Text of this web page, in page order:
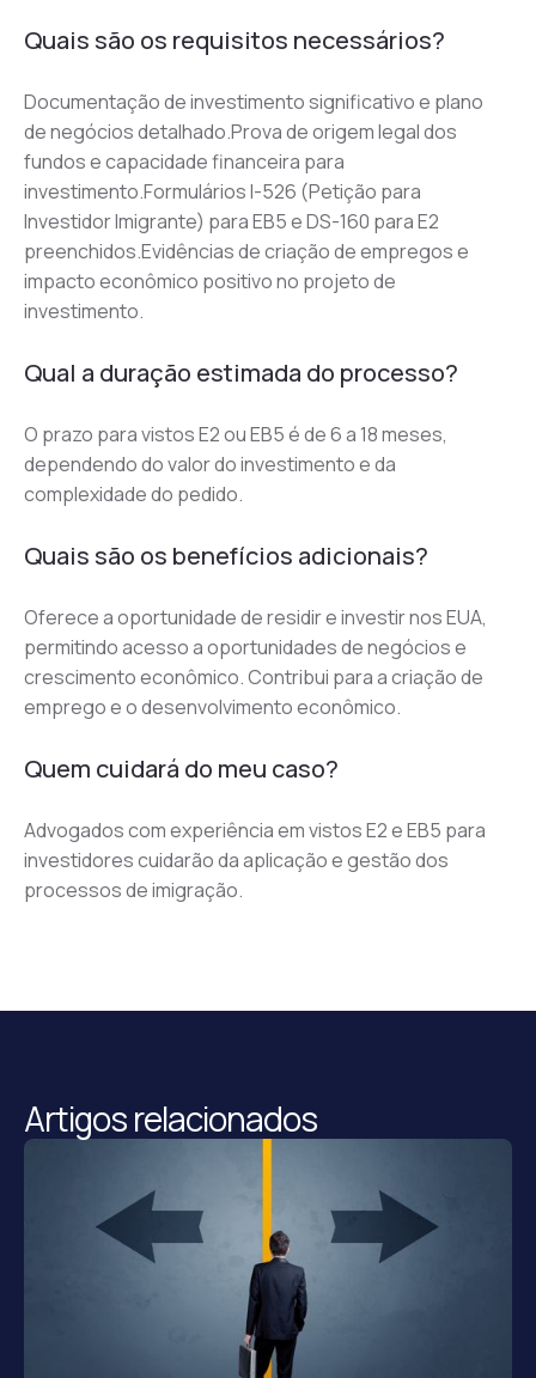
Quais são os requisitos necessários?
Documentação de investimento significativo e plano
de negócios detalhado.Prova de origem legal dos
fundos e capacidade financeira para
investimento.Formulários I-526 (Petição para
Investidor Imigrante) para EB5 e DS-160 para E2
preenchidos.Evidências de criação de empregos e
impacto econômico positivo no projeto de
investimento.
Qual a duração estimada do processo?
O prazo para vistos E2 ou EB5 é de 6 a 18 meses,
dependendo do valor do investimento e da
complexidade do pedido.
Quais são os benefícios adicionais?
Oferece a oportunidade de residir e investir nos EUA,
permitindo acesso a oportunidades de negócios e
crescimento econômico. Contribui para a criação de
emprego e o desenvolvimento econômico.
Quem cuidará do meu caso?
Advogados com experiência em vistos E2 e EB5 para
investidores cuidarão da aplicação e gestão dos
processos de imigração.
Artigos relacionados